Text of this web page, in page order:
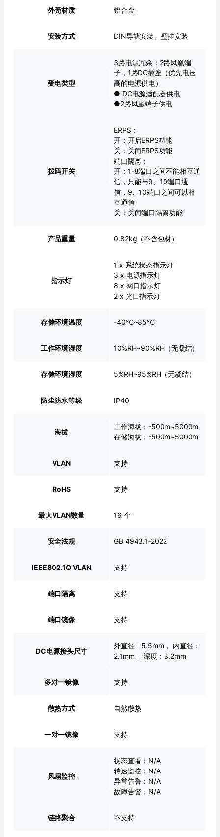
外壳材质 铝合金
安装方式 DIN导轨安装、壁挂安装
受电类型
3路电源冗余：2路凤凰端
子，1路DC插座（优先电压
高的电源供电）
● DC电源适配器供电
●2路凤凰端子供电
拨码开关
ERPS：
开：开启ERPS功能
关：关闭ERPS功能
端口隔离：
开：1-8端口之间不能相互通
信，只能与9、10端口通
信，9、10端口之间可以相
互通信
关：关闭端口隔离功能
产品重量 0.82kg（不含包材）
指示灯
1 x 系统状态指示灯
3 x 电源指示灯
8 x 网口指示灯
2 x 光口指示灯
存储环境温度 -40℃~85℃
工作环境湿度 10%RH~90%RH（无凝结）
存储环境湿度 5%RH~95%RH（无凝结）
防尘防水等级 IP40
海拔
工作海拔：-500m~5000m
存储海拔：-500m~5000m
VLAN 支持
RoHS 支持
最大VLAN数量 16 个
安全法规 GB 4943.1-2022
IEEE802.1Q VLAN 支持
端口隔离 支持
端口镜像 支持
DC电源接头尺寸
外直径：5.5mm， 内直径：
2.1mm， 深度：8.2mm
多对一镜像 支持
散热方式 自然散热
一对一镜像 支持
风扇监控
状态查看：N/A
转速监控：N/A
异常告警：N/A
故障告警：N/A
链路聚合 不支持